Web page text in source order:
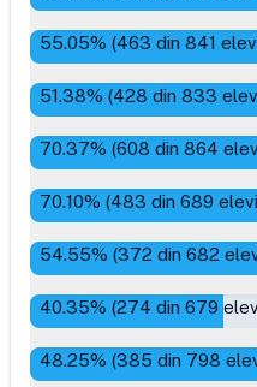
55.05% (463 din 841
51.38% (428 din 833
70.37% (608 din 864
70.10% (483 din 689
54.55% (372 din 682
40.35% (274 din 679
48.25% (385 din 798